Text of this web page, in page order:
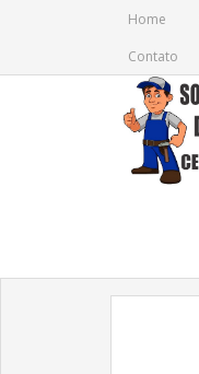
Home
Contato